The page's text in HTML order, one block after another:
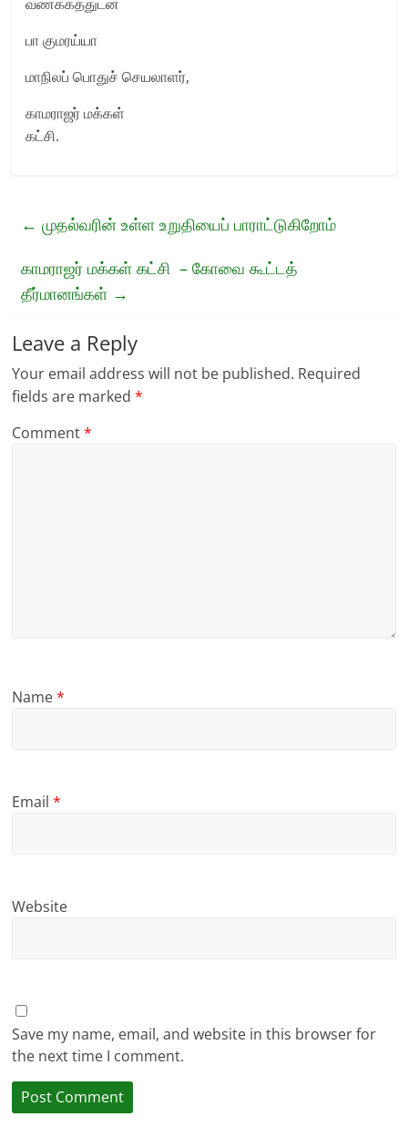
பா குமரய்யா
மாநிலப் பொதுச் செயலாளர்,
காமராஜர் மக்கள்
கட்சி.
← முதல்வரின் உள்ள உறுதியைப் பாராட்டுகிறோம்
காமராஜர் மக்கள் கட்சி – கோவை கூட்டத்
தீர்மானங்கள் →
Leave a Reply
Your email address will not be published. Required
fields are marked*
Comment*
Name*
Email*
Website
Save my name, email, and website in this browser for
the next time I comment.